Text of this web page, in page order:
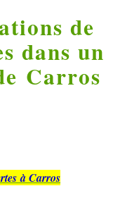
de
dans un
Carros
à Carros